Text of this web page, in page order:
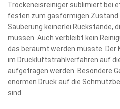
Trockeneisreiniger sublimiert bei
festen zum gasförmigen
Säuberung keinerlei Rückstände,
müssen. Auch verbleibt kein
das beräumt werden müsste.
im Druckluftstrahlverfahren auf
aufgetragen werden. Besondere
enormen Druck auf die
sind.